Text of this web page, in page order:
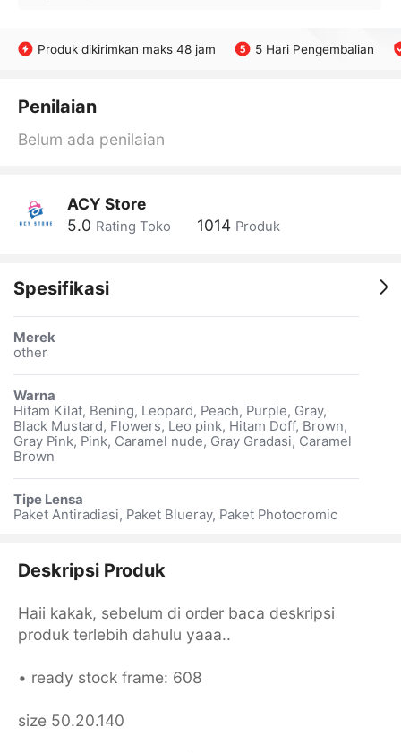
Produk dikirimkan maks 48 jam 5 Hari Pengembalian
Penilaian
Belum ada penilaian
ACY Store
5.0 Rating Toko 1014 Produk
Spesifikasi
Merek
other
Warna
Hitam Kilat, Bening, Leopard, Peach, Purple, Gray,
Black Mustard, Flowers, Leo pink, Hitam Doff, Brown,
Gray Pink, Pink, Caramel nude, Gray Gradasi, Caramel
Brown
Tipe Lensa
Paket Antiradiasi, Paket Blueray, Paket Photocromic
Deskripsi Produk
Haii kakak, sebelum di order baca deskripsi
produk terlebih dahulu yaaa..
• ready stock frame: 608
size 50.20.140